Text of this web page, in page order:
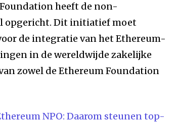
Foundation heeft de non-
opgericht. Dit initiatief moet
de integratie van het Ethereum-
in de wereldwijde zakelijke
zowel de Ethereum Foundation
NPO: Daarom steunen top-